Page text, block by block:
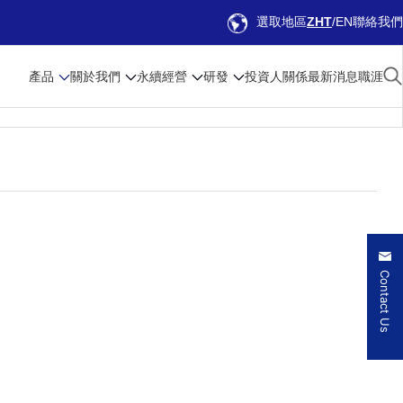
選取地區ZHT EN聯絡我們
產品 關於我們 永續經營 研發 投資人關係最新消息職涯
Contact Us